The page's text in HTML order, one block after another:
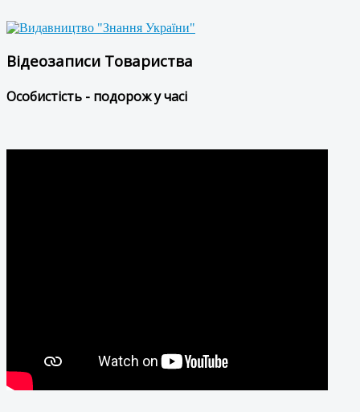
Відеозаписи Товариства
Особистість - подорож у часі